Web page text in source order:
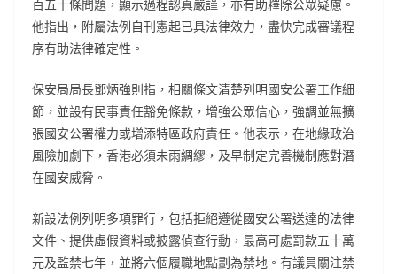
百五十條問題，顯示過程認真嚴謹，亦有助釋除公眾疑慮。
他指出，附屬法例自刊憲起已具法律效力，盡快完成審議程
序有助法律確定性。
保安局局長鄧炳強則指，相關條文清楚列明國安公署工作細
節，並設有民事責任豁免條款，增強公眾信心，強調並無擴
張國安公署權力或增添特區政府責任。他表示，在地緣政治
風險加劇下，香港必須未雨綢繆，及早制定完善機制應對潛
在國安威脅。
新設法例列明多項罪行，包括拒絕遵從國安公署送達的法律
文件、提供虛假資料或披露偵查行動，最高可處罰款五十萬
元及監禁七年，並將六個履職地點劃為禁地。有議員關注禁